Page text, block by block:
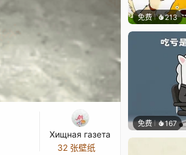
Хищная газета
32 张壁纸
免费 213
免费 167